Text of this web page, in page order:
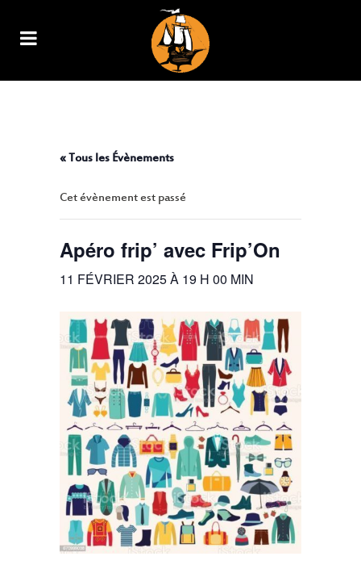
« Tous les Évènements
Cet évènement est passé
Apéro frip’ avec Frip’On
11 FÉVRIER 2025 À 19 H 00 MIN